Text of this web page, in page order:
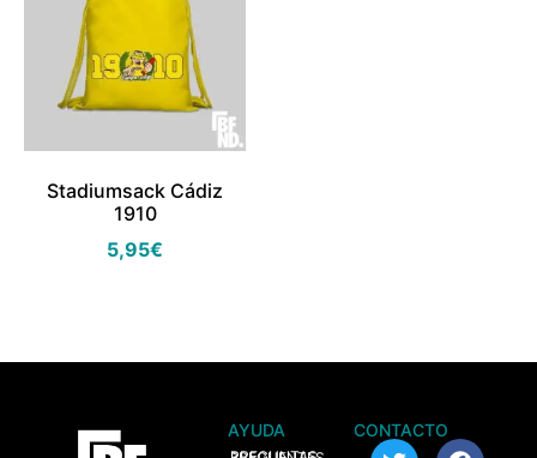
Stadiumsack Cádiz
1910
5,95€
AYUDA CONTACTO